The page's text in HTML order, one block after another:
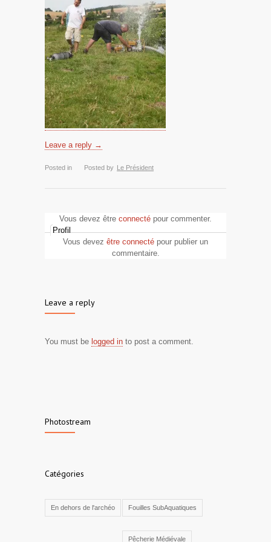
Leave a reply →
Posted in Posted by Le Président
Vous devez être connecté pour commenter.
Profil
Vous devez être connecté pour publier un
commentaire.
Leave a reply
You must be logged in to post a comment.
Photostream
Catégories
En dehors de l'archéo Fouilles SubAquatiques
Pêcherie Médiévale